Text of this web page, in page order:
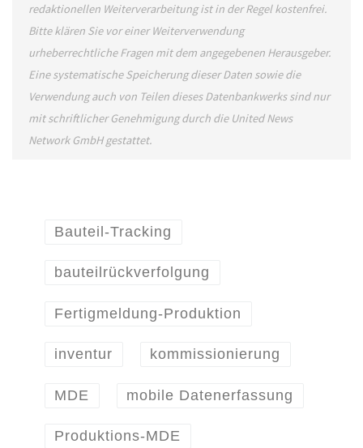
redaktionellen Weiterverarbeitung ist in der Regel kostenfrei.
Bitte klären Sie vor einer Weiterverwendung
urheberrechtliche Fragen mit dem angegebenen Herausgeber.
Eine systematische Speicherung dieser Daten sowie die
Verwendung auch von Teilen dieses Datenbankwerks sind nur
mit schriftlicher Genehmigung durch die United News
Network GmbH gestattet.
Bauteil-Tracking
bauteilrückverfolgung
Fertigmeldung-Produktion
inventur kommissionierung
MDE mobile Datenerfassung
Produktions-MDE